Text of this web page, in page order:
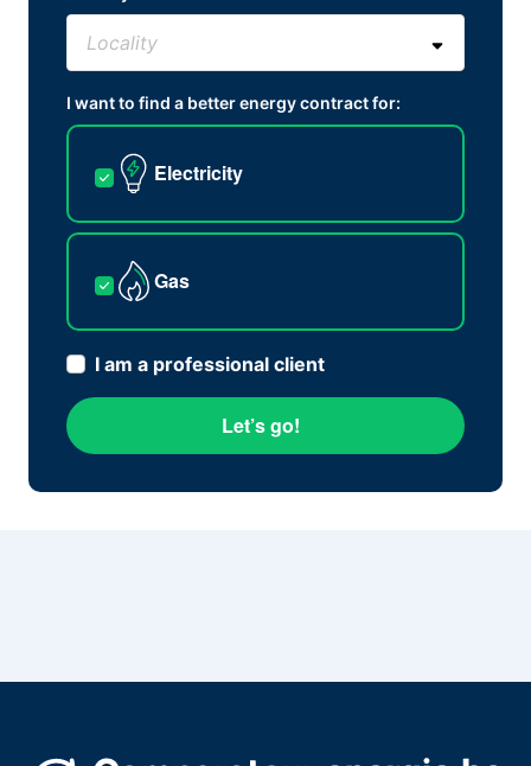
I want to find a better energy contract for:
Electricity
Gas
I am a professional client
Let’s go!